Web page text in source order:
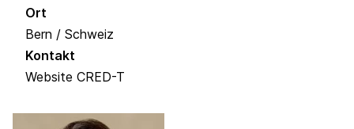
Ort
Bern / Schweiz
Kontakt
Website CRED-T